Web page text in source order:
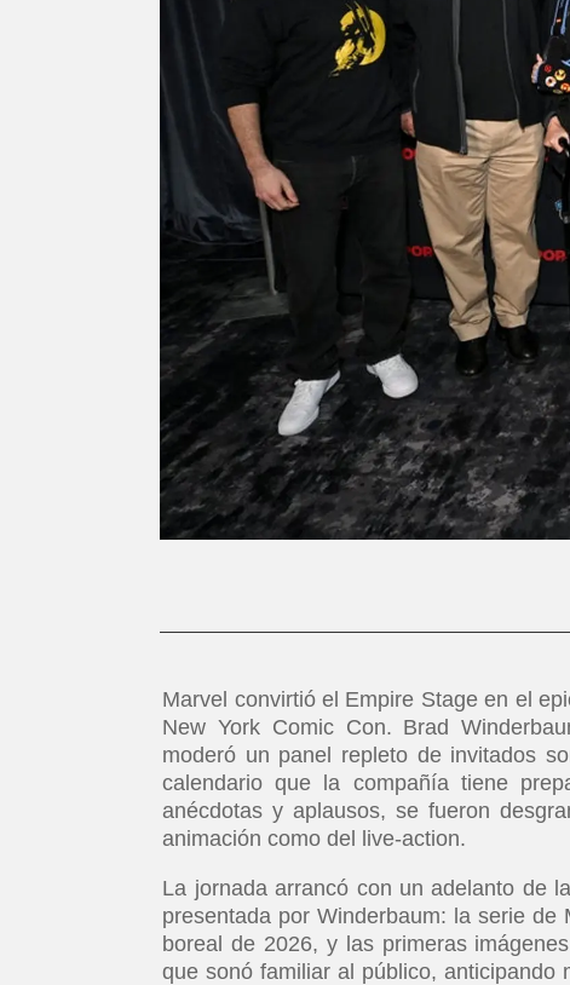
Marvel convirtió el Empire Stage en el
New York Comic Con. Brad
moderó un panel repleto de invitados
calendario que la compañía tiene
anécdotas y aplausos, se fueron
animación como del live-action.
La jornada arrancó con un adelanto de
presentada por Winderbaum: la serie
boreal de 2026, y las primeras
que sonó familiar al público, anticipando